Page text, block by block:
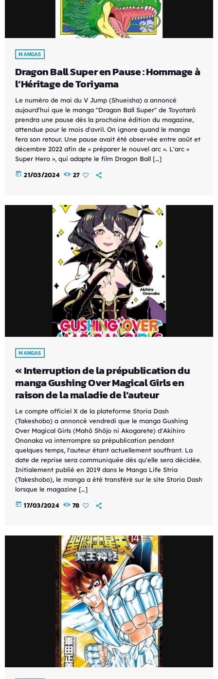
MANGAS
Dragon Ball Super en Pause : Hommage à
l’Héritage de Toriyama
Le numéro de mai du V Jump (Shueisha) a annoncé
aujourd'hui que le manga "Dragon Ball Super" de Toyotarô
prendra une pause dès la prochaine édition du magazine,
attendue pour le mois d'avril. On ignore quand le manga
fera son retour. Une pause avait été observée entre août et
décembre 2022 afin de « préparer le nouvel arc ». L'arc «
Super Hero », qui adapte le film Dragon Ball […]
today 21/03/2024 27
MANGAS
« Interruption de la prépublication du
manga Gushing Over Magical Girls en
raison de la maladie de l’auteur
Le compte officiel X de la plateforme Storia Dash
(Takeshobo) a annoncé vendredi que le manga Gushing
Over Magical Girls (Mahô Shôjo ni Akogarete) d'Akihiro
Ononaka va interrompre sa prépublication pendant
quelques temps, l'auteur étant actuellement souffrant. La
date de reprise sera communiquée dès qu'elle sera décidée.
Initialement publié en 2019 dans le Manga Life Stria
(Takeshobo), le manga a été transféré sur le site Storia Dash
lorsque le magazine […]
today 17/03/2024 78